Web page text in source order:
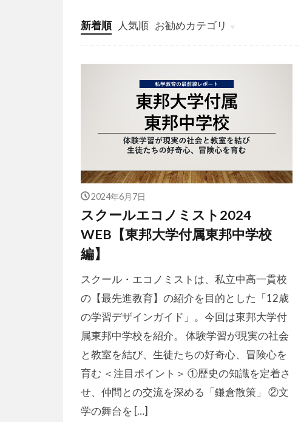
新着順 人気順 お勧めカテゴリ
投稿
学び
マンガ
電子書籍
2024年6月7日
スクールエコノミスト2024
WEB【東邦大学付属東邦中学校
編】
スクール・エコノミストは、私立中高一貫校
の【最先進教育】の紹介を目的とした「12歳
の学習デザインガイド」。今回は東邦大学付
属東邦中学校を紹介。 体験学習が現実の社会
と教室を結び、生徒たちの好奇心、冒険心を
育む ＜注目ポイント＞ ①歴史の知識を定着さ
せ、仲間との交流を深める「鎌倉散策」 ②文
学の舞台を […]